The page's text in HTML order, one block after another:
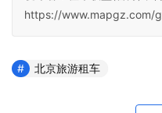
https://www.mapgz.com/
北京旅游租车